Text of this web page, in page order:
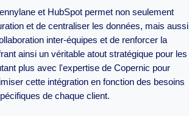
et HubSpot permet non seulement
et de centraliser les données, mais aussi
inter-équipes et de renforcer la
ainsi un véritable atout stratégique pour les
plus avec l'expertise de Copernic pour
cette intégration en fonction des besoins
de chaque client.